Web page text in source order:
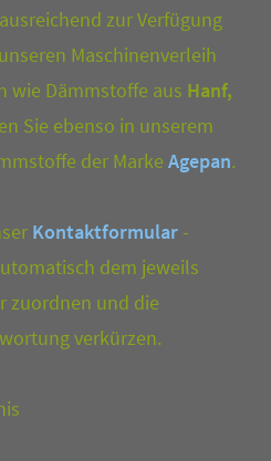
zur Verfügung
Maschinenverleih
wie Dämmstoffe aus Hanf,
Sie ebenso in unserem
der Marke Agepan.
Kontaktformular -
dem jeweils
zuordnen und die
verkürzen.